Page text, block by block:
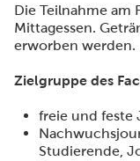
Die Teilnahme am
Mittagessen.
erworben werden.
Zielgruppe des
freie und feste
Studierende,